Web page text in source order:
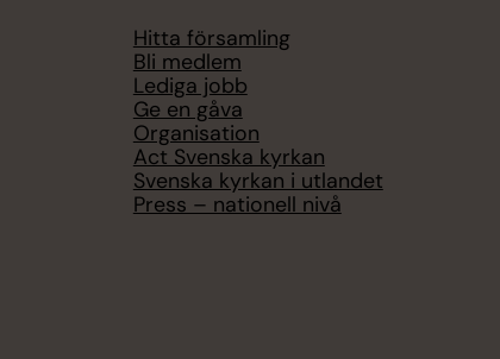
Hitta församling
Bli medlem
Lediga jobb
Ge en gåva
Organisation
Act Svenska kyrkan
Svenska kyrkan i utlandet
Press – nationell nivå